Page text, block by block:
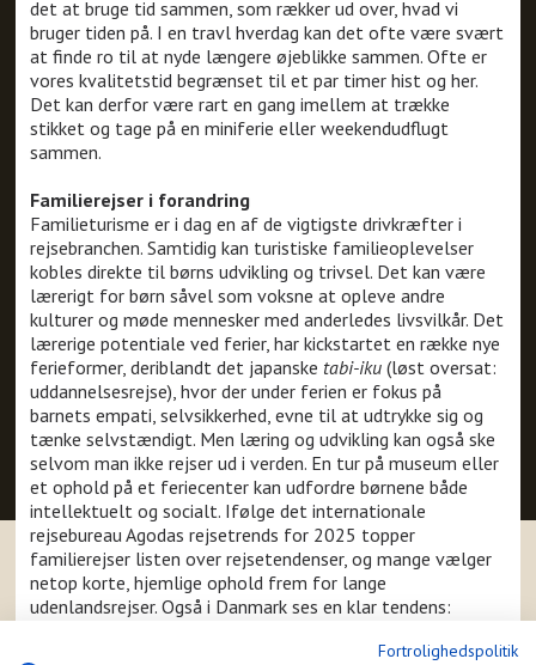
Fortrolighedspolitik
det at bruge tid sammen, som rækker ud over, hvad vi
bruger tiden på. I en travl hverdag kan det ofte være svært
at finde ro til at nyde længere øjeblikke sammen. Ofte er
vores kvalitetstid begrænset til et par timer hist og her.
Det kan derfor være rart en gang imellem at trække
stikket og tage på en miniferie eller weekendudflugt
sammen.
Familierejser i forandring
Familieturisme er i dag en af de vigtigste drivkræfter i
rejsebranchen. Samtidig kan turistiske familieoplevelser
kobles direkte til børns udvikling og trivsel. Det kan være
lærerigt for børn såvel som voksne at opleve andre
kulturer og møde mennesker med anderledes livsvilkår. Det
lærerige potentiale ved ferier, har kickstartet en række nye
ferieformer, deriblandt det japanske tabi-iku(løst oversat:
uddannelsesrejse), hvor der under ferien er fokus på
barnets empati, selvsikkerhed, evne til at udtrykke sig og
tænke selvstændigt. Men læring og udvikling kan også ske
selvom man ikke rejser ud i verden. En tur på museum eller
et ophold på et feriecenter kan udfordre børnene både
intellektuelt og socialt. Ifølge det internationale
rejsebureau Agodas rejsetrends for 2025 topper
familierejser listen over rejsetendenser, og mange vælger
netop korte, hjemlige ophold frem for lange
udenlandsrejser. Også i Danmark ses en klar tendens: